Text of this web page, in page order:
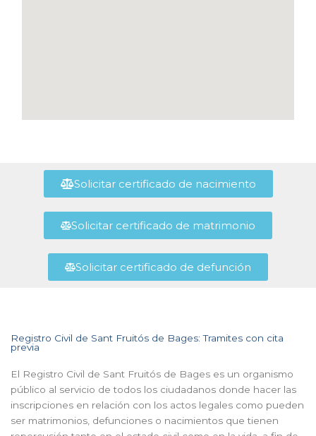
Solicitar certificado de nacimiento
Solicitar certificado de matrimonio
Solicitar certificado de defunción
Registro Civil de Sant Fruitós de Bages: Tramites con cita
previa
El Registro Civil de Sant Fruitós de Bages es un organismo
público al servicio de todos los ciudadanos donde hacer las
inscripciones en relación con los actos legales como pueden
ser matrimonios, defunciones o nacimientos que tienen